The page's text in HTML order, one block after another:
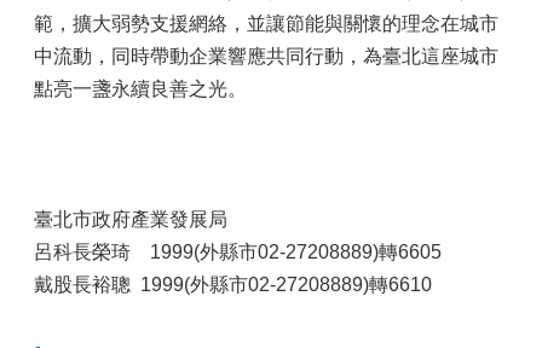
範，擴大弱勢支援網絡，並讓節能與關懷的理念在城市
中流動，同時帶動企業響應共同行動，為臺北這座城市
點亮一盞永續良善之光。
臺北市政府產業發展局
呂科長榮琦 1999(外縣市02-27208889)轉6605
戴股長裕聰 1999(外縣市02-27208889)轉6610